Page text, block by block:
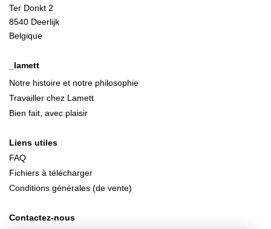
Ter Donkt 2
8540 Deerlijk
Belgique
_lamett
Notre histoire et notre philosophie
Travailler chez Lamett
Bien fait, avec plaisir
Liens utiles
FAQ
Fichiers à télécharger
Conditions générales (de vente)
Contactez-nous